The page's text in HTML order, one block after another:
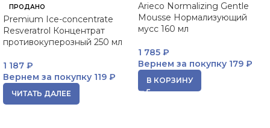
ПРОДАНО
Premium Ice-concentrate
Resveratrol Концентрат
противокуперозный 250 мл
1 187 ₽
Вернем за покупку 119 ₽
ЧИТАТЬ ДАЛЕЕ
Arieco Normalizing Gentle
Mousse Нормализующий
мусс 160 мл
1 785 ₽
Вернем за покупку 179 ₽
В КОРЗИНУ